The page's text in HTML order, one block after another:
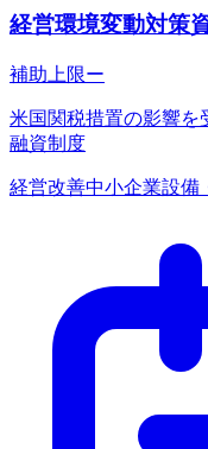
経営環境変動対策
補助上限ー
米国関税措置の影響を
融資制度
経営改善中小企業設備